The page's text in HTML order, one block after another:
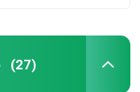
(27)